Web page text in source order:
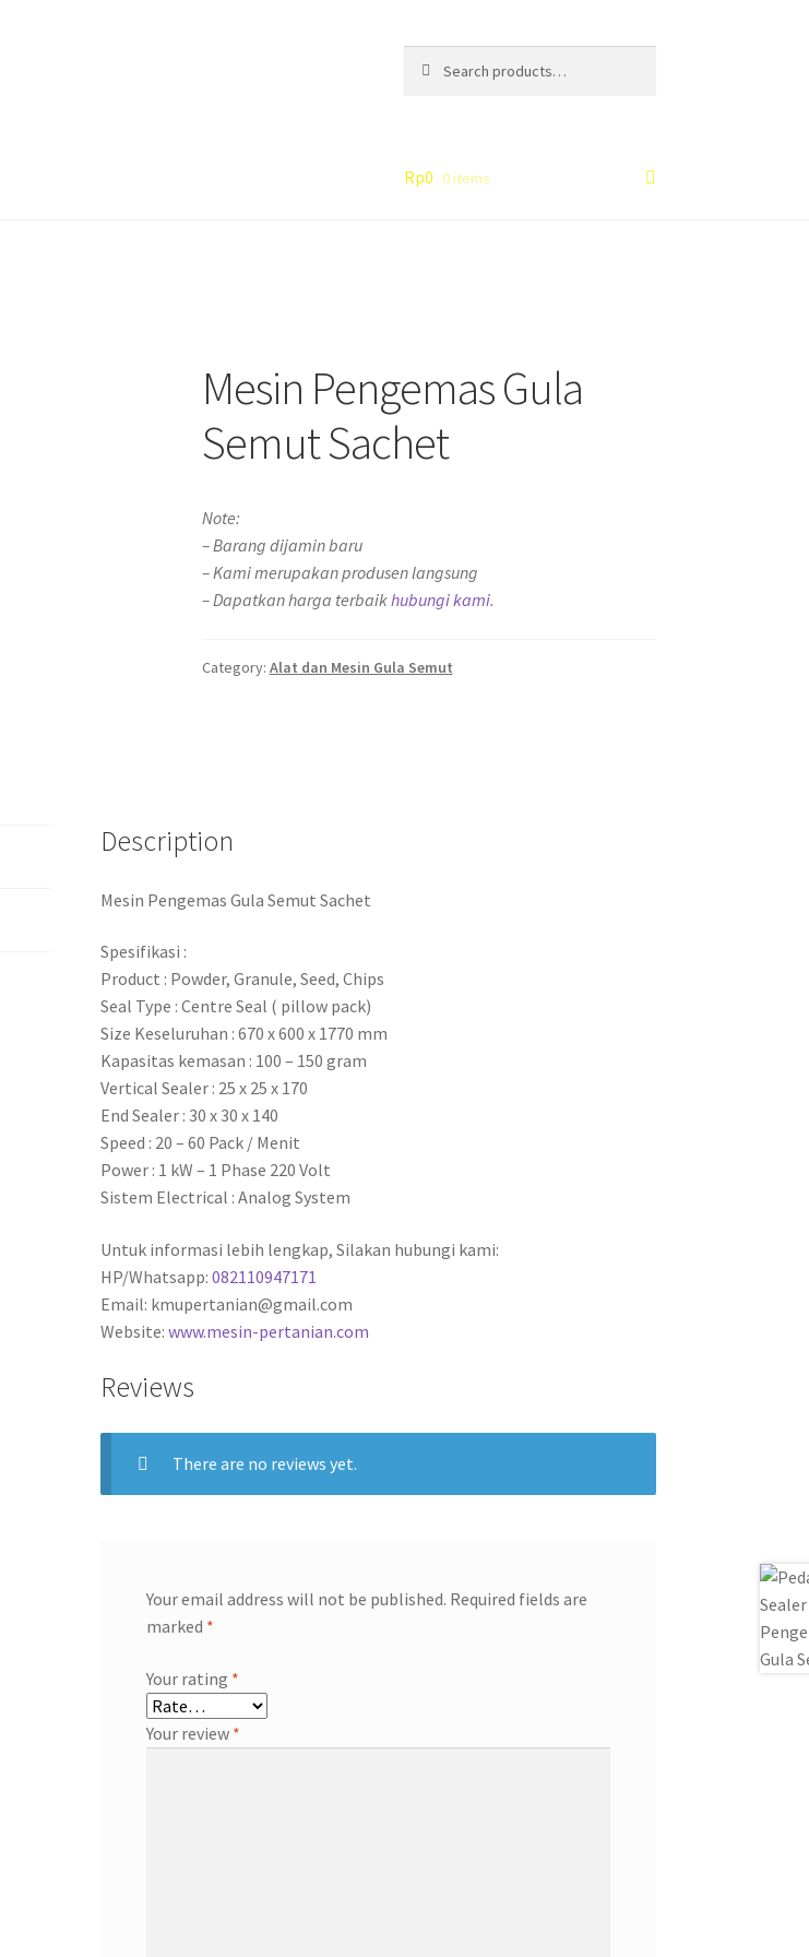
for:
Rp0 0 items
Mesin Pengemas Gula
Semut Sachet
Note:
– Barang dijamin baru
– Kami merupakan produsen langsung
– Dapatkan harga terbaikhubungi kami.
Category: Alat dan Mesin Gula Semut
Description
Mesin Pengemas Gula Semut Sachet
Spesifikasi :
Product : Powder, Granule, Seed, Chips
Seal Type : Centre Seal ( pillow pack)
Size Keseluruhan : 670 x 600 x 1770 mm
Kapasitas kemasan : 100 – 150 gram
Vertical Sealer : 25 x 25 x 170
End Sealer : 30 x 30 x 140
Speed : 20 – 60 Pack / Menit
Power : 1 kW – 1 Phase 220 Volt
Sistem Electrical : Analog System
Untuk informasi lebih lengkap, Silakan hubungi kami:
HP/Whatsapp:082110947171
Email: kmupertanian@gmail.com
Website:www.mesin-pertanian.com
Reviews
There are no reviews yet.
Your email address will not be published. Required fields are
marked *
Your rating *
Your review *